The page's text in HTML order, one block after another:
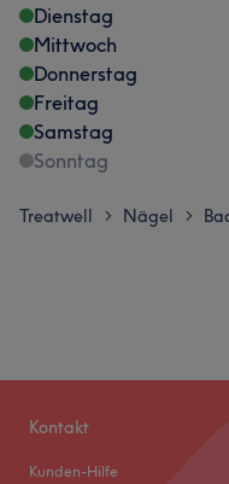
Dienstag
Mittwoch
Donnerstag
Freitag
Samstag
Sonntag
Treatwell > Nägel >
Kontakt
Kunden-Hilfe